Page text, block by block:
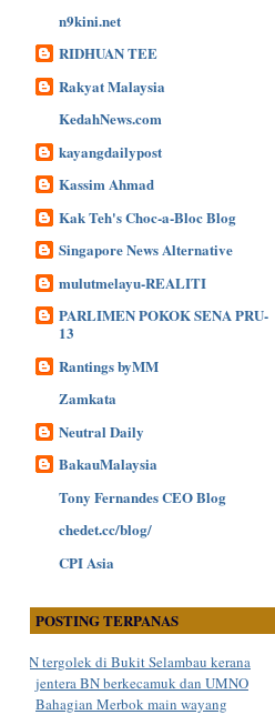
n9kini.net
RIDHUAN TEE
Rakyat Malaysia
KedahNews.com
kayangdailypost
Kassim Ahmad
Kak Teh's Choc-a-Bloc Blog
Singapore News Alternative
mulutmelayu-REALITI
PARLIMEN POKOK SENA PRU-
13
Rantings byMM
Zamkata
Neutral Daily
BakauMalaysia
Tony Fernandes CEO Blog
chedet.cc/blog/
CPI Asia
POSTING TERPANAS
BN tergolek di Bukit Selambau kerana
jentera BN berkecamuk dan UMNO
Bahagian Merbok main wayang